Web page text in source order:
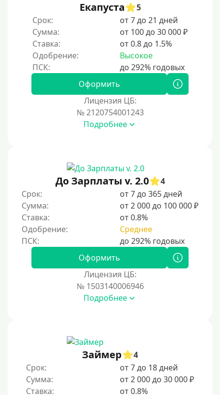
Екапуста
5
Срок:
от 7 до 21 дней
Сумма:
от 100 до 30 000 ₽
Ставка:
от 0.8 до 1.5%
Одобрение:
Высокое
Оформить
Лицензия ЦБ:
№ 2120754001243
Подробнее
До Зарплаты v. 2.0
4
Срок:
от 7 до 365 дней
Сумма:
от 2 000 до 100 000 ₽
Ставка:
от 0.8%
Одобрение:
Среднее
Оформить
Лицензия ЦБ:
№ 1503140006946
Подробнее
Займер
4
Срок:
от 7 до 18 дней
Сумма:
от 2 000 до 30 000 ₽
Ставка:
от 0.8%